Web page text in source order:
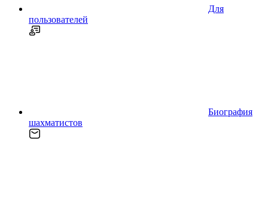
Для
пользователей
Биография
шахматистов